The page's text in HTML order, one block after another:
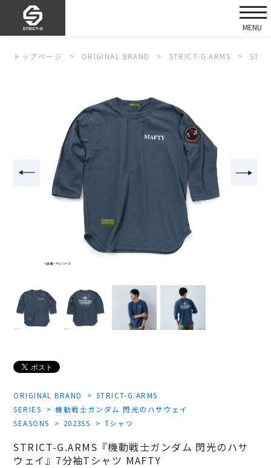
トップページ ORIGINAL BRAND STRICT-G.ARMS
ORIGINAL BRAND
STRICT-G.ARMS
SERIES
機動戦士ガンダム 閃光のハサウェイ
SEASONS
2023SS Tシャツ
STRICT-G.ARMS『機動戦士ガンダム 閃光のハサ
ウェイ』7分袖Tシャツ MAFTY